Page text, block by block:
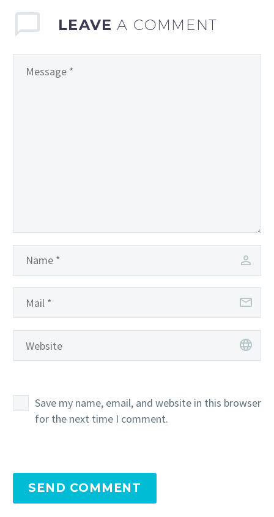
LEAVEA COMMENT
Save my name, email, and website in this browser
for the next time I comment.
SEND COMMENT